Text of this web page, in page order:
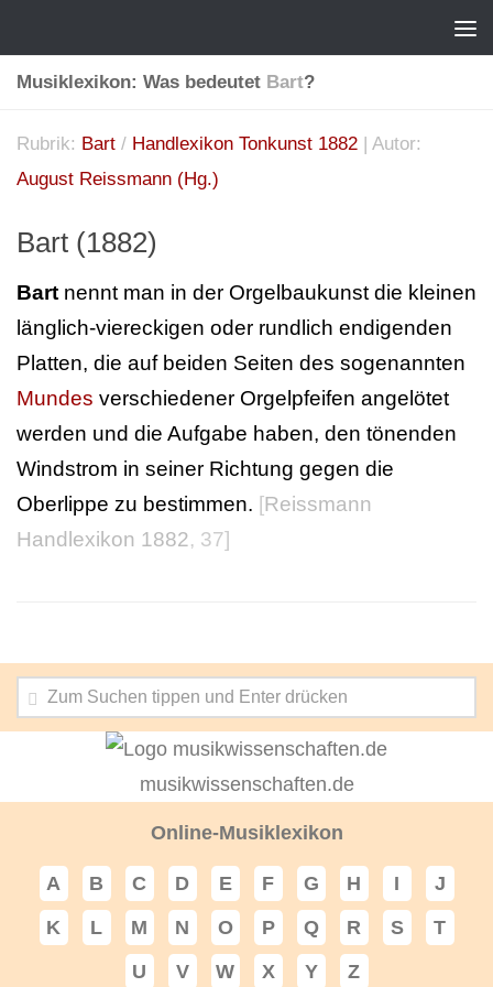
Musiklexikon: Was bedeutet Bart?
Rubrik: Bart / Handlexikon Tonkunst 1882 | Autor:
August Reissmann (Hg.)
Bart (1882)
Bart nennt man in der Orgelbaukunst die kleinen
länglich-viereckigen oder rundlich endigenden
Platten, die auf beiden Seiten des sogenannten
Mundes verschiedener Orgelpfeifen angelötet
werden und die Aufgabe haben, den tönenden
Windstrom in seiner Richtung gegen die
Oberlippe zu bestimmen. [Reissmann
Handlexikon 1882, 37]
musikwissenschaften.de
Online-Musiklexikon
A B C D E F G H I
J
K
L M N O P Q R S
T
U
V W X Y Z